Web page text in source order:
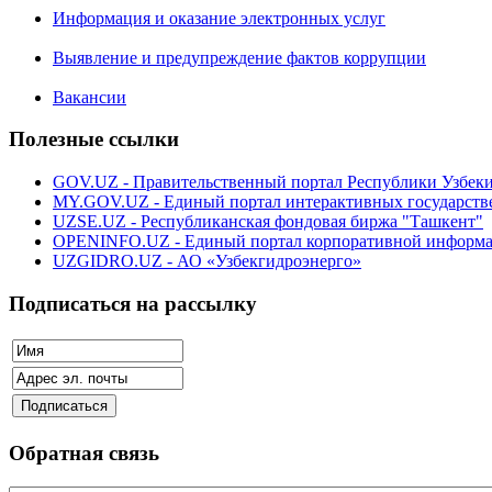
Информация и оказание электронных услуг
Выявление и предупреждение фактов коррупции
Вакансии
Полезные ссылки
GOV.UZ - Правительственный портал Республики
MY.GOV.UZ - Единый портал интерактивных
UZSE.UZ - Республиканская фондовая биржа "Ташкент"
OPENINFO.UZ - Единый портал корпоративной
UZGIDRO.UZ - АО «Узбекгидроэнерго»
Подписаться на рассылку
Обратная связь